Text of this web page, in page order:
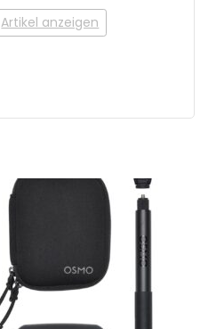
Artikel anzeigen